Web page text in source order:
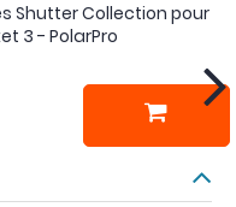
Shutter Collection pour
3 - PolarPro